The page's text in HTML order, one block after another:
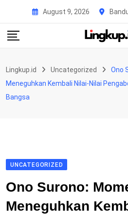
content
August 9, 2026
Lingkup.id Uncategorized
Ono
Meneguhkan Kembali Nilai-Nilai
Bangsa
UNCATEGORIZED
Ono Surono:
Meneguhkan